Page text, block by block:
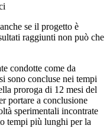
se il progetto è
raggiunti non può che
condotte come da
sono concluse nei tempi
proroga di 12 mesi del
portare a conclusione
sperimentali incontrate
tempi più lunghi per la